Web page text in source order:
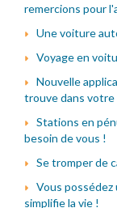
remercions pour
Une voiture
Voyage en
Nouvelle
trouve dans votre
Stations en
besoin de vous !
Se tromper de
Vous possédez
simplifie la vie !